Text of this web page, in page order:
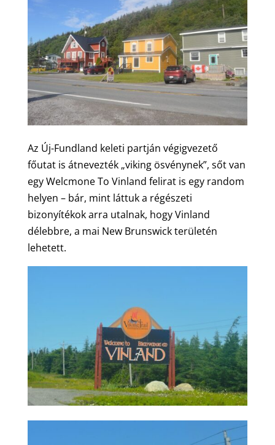
Az Új-Fundland keleti partján végigvezető
főutat is átnevezték „viking ösvénynek”, sőt van
egy Welcmone To Vinland felirat is egy random
helyen – bár, mint láttuk a régészeti
bizonyítékok arra utalnak, hogy Vinland
délebbre, a mai New Brunswick területén
lehetett.